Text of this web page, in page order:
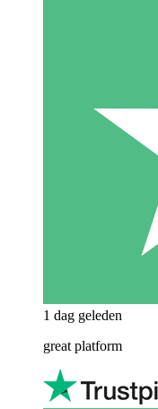
1 dag geleden
great platform